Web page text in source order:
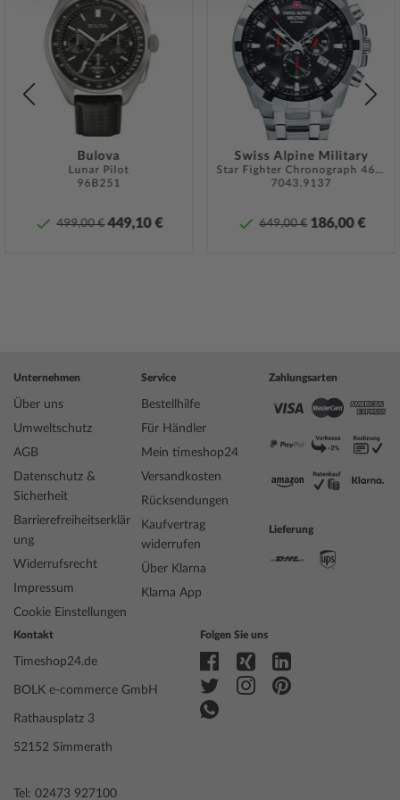
Sicherheits- und Produktressourcen »
Bulova
Lunar Pilot
96B251
499,00 € 449,10 €
Swiss Alpine Military
7043.9137
649,00 € 186,00 €
Zur
Unternehmen
Über uns
Umweltschutz
AGB
Datenschutz &
Sicherheit
Barrierefreiheitserklär
ung
Widerrufsrecht
Impressum
Cookie Einstellungen
Service
Bestellhilfe
Für Händler
Mein timeshop24
Versandkosten
Rücksendungen
Kaufvertrag
widerrufen
Über Klarna
Klarna App
Zahlungsarten
Lieferung
Kontakt
Timeshop24.de
BOLK e-commerce GmbH
Rathausplatz 3
52152 Simmerath
Tel: 02473 927100
Folgen Sie uns